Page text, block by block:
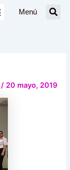
Menú
/ 20 mayo, 2019